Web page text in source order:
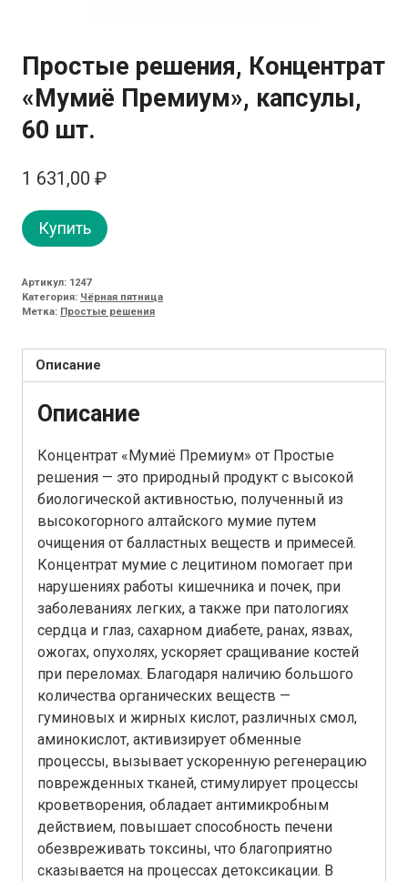
Простые решения, Концентрат
«Мумиё Премиум», капсулы,
60 шт.
1 631,00 ₽
Купить
Артикул: 1247
Категория: Чёрная пятница
Метка: Простые решения
Описание
Описание
Концентрат «Мумиё Премиум» от Простые
решения — это природный продукт с высокой
биологической активностью, полученный из
высокогорного алтайского мумие путем
очищения от балластных веществ и примесей.
Концентрат мумие с лецитином помогает при
нарушениях работы кишечника и почек, при
заболеваниях легких, а также при патологиях
сердца и глаз, сахарном диабете, ранах, язвах,
ожогах, опухолях, ускоряет сращивание костей
при переломах. Благодаря наличию большого
количества органических веществ —
гуминовых и жирных кислот, различных смол,
аминокислот, активизирует обменные
процессы, вызывает ускоренную регенерацию
поврежденных тканей, стимулирует процессы
кроветворения, обладает антимикробным
действием, повышает способность печени
обезвреживать токсины, что благоприятно
сказывается на процессах детоксикации. В